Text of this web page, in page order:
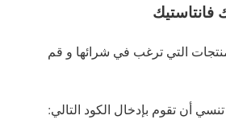
التي ترغب في شرائها و قم
تنسي أن تقوم بإدخال الكود التالي: